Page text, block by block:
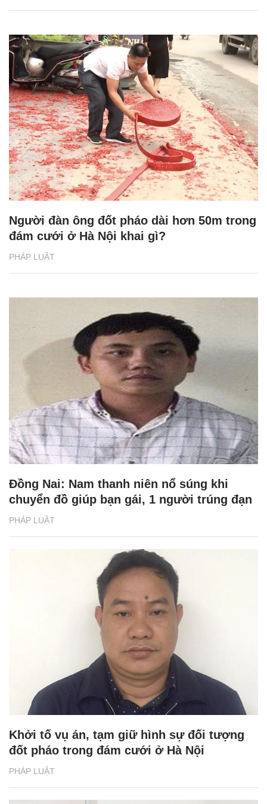
PHÁP LUẬT
Người đàn ông đốt pháo dài hơn 50m trong
đám cưới ở Hà Nội khai gì?
PHÁP LUẬT
Đồng Nai: Nam thanh niên nổ súng khi
chuyển đồ giúp bạn gái, 1 người trúng đạn
PHÁP LUẬT
Khởi tố vụ án, tạm giữ hình sự đối tượng
đốt pháo trong đám cưới ở Hà Nội